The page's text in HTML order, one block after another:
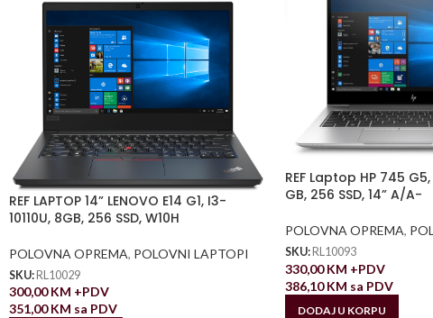
REF LAPTOP 14” LENOVO E14 G1, I3-
10110U, 8GB, 256 SSD, W10H
POLOVNA OPREMA, POLOVNI LAPTOPI
SKU: RL10029
300,00KM +PDV
351,00KM sa PDV
REF Laptop HP 745
GB, 256 SSD, 14” A/A-
POLOVNA OPREMA,
SKU: RL10093
330,00KM +PDV
386,10KM sa PDV
DODAJ U KORPU